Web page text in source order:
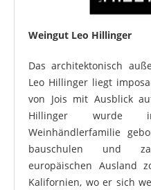
Weingut Leo Hillinger
Das architektonisch
Leo Hillinger liegt
von Jois mit Ausblick
Hillinger wurde
Weinhändlerfamilie
bauschulen und
europäischen Ausland
Kalifornien, wo er sich